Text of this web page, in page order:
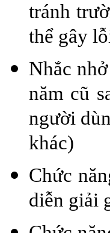
tránh
thể gây
Nhắc
năm cũ
người
khác)
Chức
diễn giải